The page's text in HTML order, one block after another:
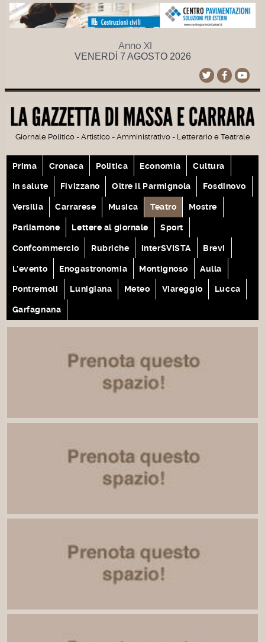
Anno XI
VENERDÌ 7 AGOSTO 2026
Giornale Politico - Artistico - Amministrativo - Letterario e Teatrale
Prima Cronaca Politica Economia Cultura
In salute Fivizzano Oltre il Parmignola Fosdinovo
Versilia Carrarese Musica Teatro Mostre
Parliamone Lettere al giornale Sport
Confcommercio Rubriche interSVISTA Brevi
L'evento Enogastronomia Montignoso Aulla
Pontremoli Lunigiana Meteo Viareggio Lucca
Garfagnana